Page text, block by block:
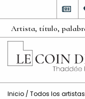
Inicio / Todos los artistas